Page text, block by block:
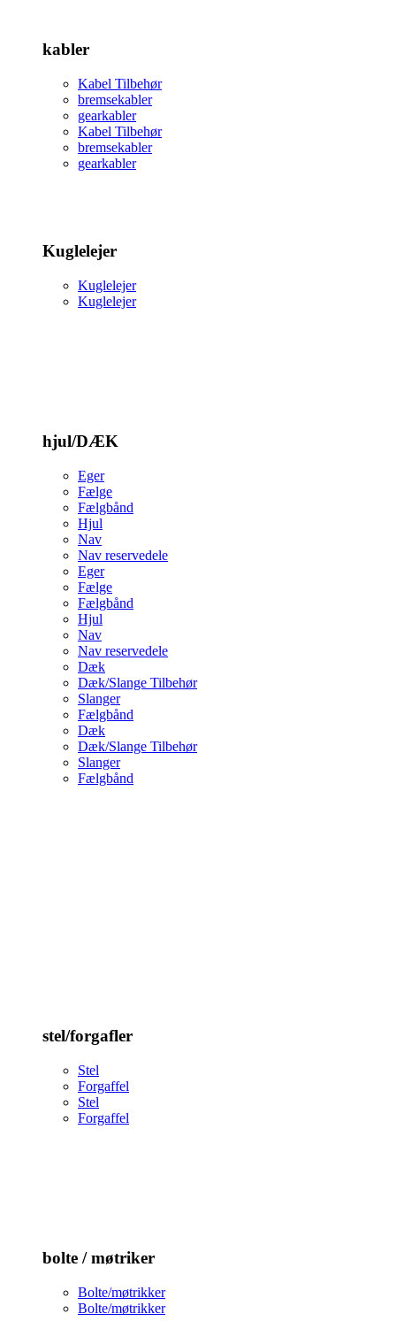
kabler
Kabel Tilbehør
bremsekabler
gearkabler
Kabel Tilbehør
bremsekabler
gearkabler
Kuglelejer
Kuglelejer
Kuglelejer
hjul/DÆK
Eger
Fælge
Fælgbånd
Hjul
Nav
Nav reservedele
Eger
Fælge
Fælgbånd
Hjul
Nav
Nav reservedele
Dæk
Dæk/Slange Tilbehør
Slanger
Fælgbånd
Dæk
Dæk/Slange Tilbehør
Slanger
Fælgbånd
stel/forgafler
Stel
Forgaffel
Stel
Forgaffel
bolte / møtriker
Bolte/møtrikker
Bolte/møtrikker